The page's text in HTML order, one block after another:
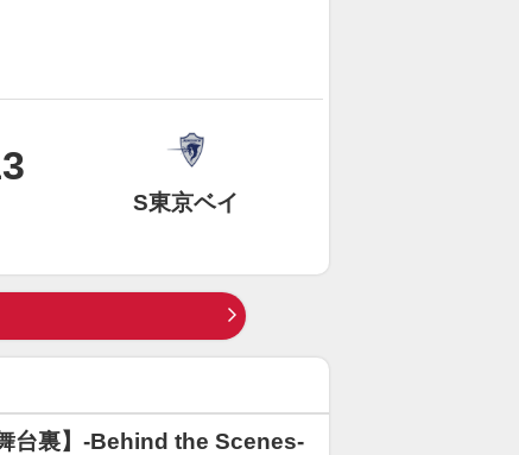
S東京ベイ
台裏】-Behind the Scenes-